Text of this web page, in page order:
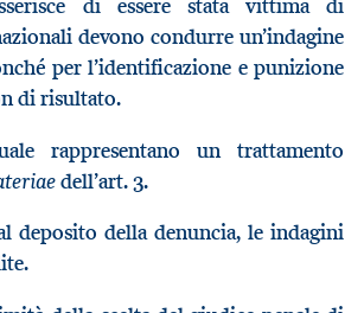
di essere stata vittima di
devono condurre un’indagine
per l’identificazione e punizione
di risultato.
rappresentano un trattamento
dell’art. 3.
deposito della denuncia, le indagini